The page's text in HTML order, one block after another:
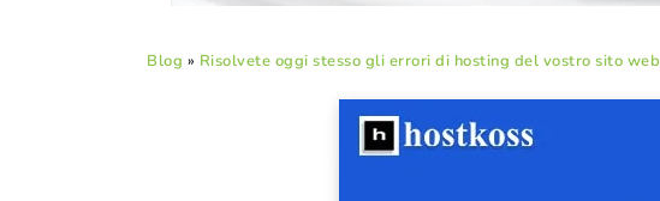
Blog » Risolvete oggi stesso gli errori di hosting del vostro sito web